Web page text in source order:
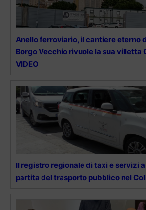
Anello ferroviario, il cantiere eterno
Borgo Vecchio rivuole la sua villetta
VIDEO
Il registro regionale di taxi e servizi
partita del trasporto pubblico nel